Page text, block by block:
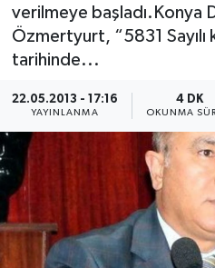
verilmeye başladı.Konya
Özmertyurt, “5831 Sayılı
tarihinde...
22.05.2013 - 17:16
YAYINLANMA
4 DK
OKUNMA